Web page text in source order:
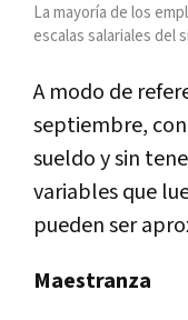
La mayoría de los
escalas salariales del
A modo de
septiembre,
sueldo y sin
variables que
pueden ser
Maestranza